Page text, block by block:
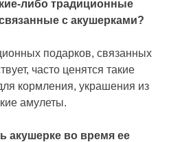
либо традиционные
с акушерками?
подарков, связанных
часто ценятся такие
кормления, украшения из
амулеты.
акушерке во время ее